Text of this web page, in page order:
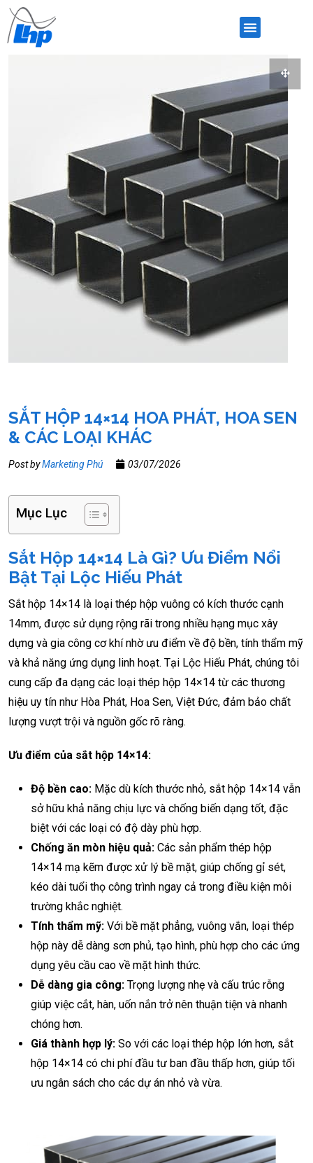
SẮT HỘP 14×14 HOA PHÁT, HOA SEN
& CÁC LOẠI KHÁC
Post byMarketing Phú 03/07/2026
Mục Lục
Sắt Hộp 14×14 Là Gì? Ưu Điểm Nổi
Bật Tại Lộc Hiếu Phát
Sắt hộp 14×14 là loại thép hộp vuông có kích thước cạnh
14mm, được sử dụng rộng rãi trong nhiều hạng mục xây
dựng và gia công cơ khí nhờ ưu điểm về độ bền, tính thẩm mỹ
và khả năng ứng dụng linh hoạt. Tại Lộc Hiếu Phát, chúng tôi
cung cấp đa dạng các loại thép hộp 14×14 từ các thương
hiệu uy tín như Hòa Phát, Hoa Sen, Việt Đức, đảm bảo chất
lượng vượt trội và nguồn gốc rõ ràng.
Ưu điểm của sắt hộp 14×14:
Độ bền cao: Mặc dù kích thước nhỏ, sắt hộp 14×14 vẫn
sở hữu khả năng chịu lực và chống biến dạng tốt, đặc
biệt với các loại có độ dày phù hợp.
Chống ăn mòn hiệu quả: Các sản phẩm thép hộp
14×14 mạ kẽm được xử lý bề mặt, giúp chống gỉ sét,
kéo dài tuổi thọ công trình ngay cả trong điều kiện môi
trường khắc nghiệt.
Tính thẩm mỹ: Với bề mặt phẳng, vuông vắn, loại thép
hộp này dễ dàng sơn phủ, tạo hình, phù hợp cho các ứng
dụng yêu cầu cao về mặt hình thức.
Dễ dàng gia công: Trọng lượng nhẹ và cấu trúc rỗng
giúp việc cắt, hàn, uốn nắn trở nên thuận tiện và nhanh
chóng hơn.
Giá thành hợp lý: So với các loại thép hộp lớn hơn, sắt
hộp 14×14 có chi phí đầu tư ban đầu thấp hơn, giúp tối
ưu ngân sách cho các dự án nhỏ và vừa.